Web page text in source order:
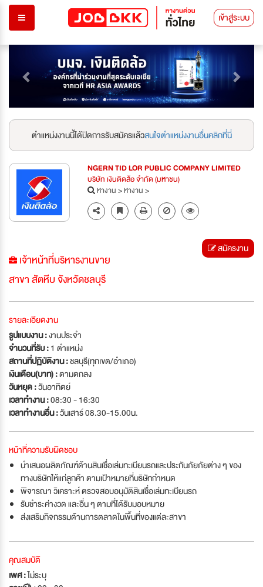
เข้าสู่ระบบ
ตำแหน่งงานนี้ได้ปิดการรับสมัครแล้วสนใจตำแหน่งงานอื่นคลิกที่นี่
NGERN TID LOR PUBLIC COMPANY LIMITED
บริษัท เงินติดล้อ จำกัด (มหาชน)
หางาน>หางาน>
เจ้าหน้าที่บริหารงานขาย
สาขา สัตหีบ จังหวัดชลบุรี
สมัครงาน
รายละเอียดงาน
รูปแบบงาน :งานประจำ
จำนวนที่รับ :1 ตำแหน่ง
สถานที่ปฏิบัติงาน :ชลบุรี(ทุกเขต/อำเภอ)
เงินเดือน(บาท) :ตามตกลง
วันหยุด :วันอาทิตย์
เวลาทำงาน :08:30 - 16:30
เวลาทำงานอื่น :วันเสาร์ 08.30-15.00น.
หน้าที่ความรับผิดชอบ
นำเสนอผลิตภัณฑ์ด้านสินเชื่อเล่มทะเบียนรถและประกันภัยภัยต่าง ๆ ของ
ทางบริษัทให้แก่ลูกค้า ตามเป้าหมายที่บริษัทกำหนด
พิจารณา วิเคราะห์ ตรวจสอบอนุมัติสินเชื่อเล่มทะเบียนรถ
รับชำระค่างวด และอื่น ๆ ตามที่ได้รับมอบหมาย
ส่งเสริมกิจกรรมด้านการตลาดในพื้นที่ของแต่ละสาขา
คุณสมบัติ
เพศ :ไม่ระบุ